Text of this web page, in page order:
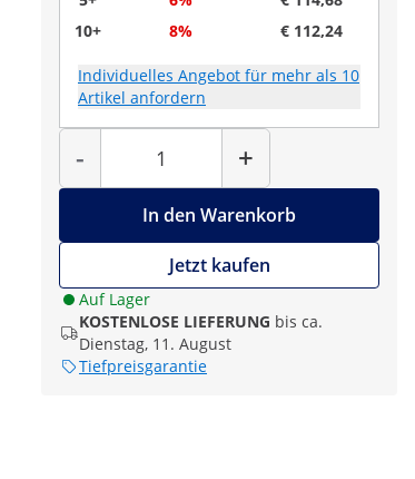
10+
8% € 112,24
Individuelles Angebot für mehr als 10
Artikel anfordern
-
Menge
+
In den Warenkorb
Jetzt kaufen
Auf Lager
KOSTENLOSE LIEFERUNG bis ca.
Dienstag, 11. August
Tiefpreisgarantie